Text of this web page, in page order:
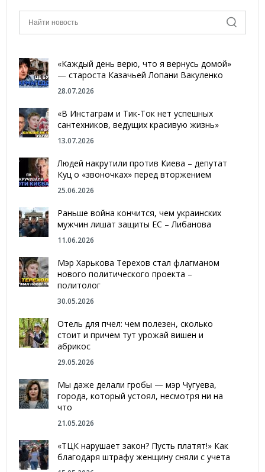
«Каждый день верю, что я вернусь домой»
— староста Казачьей Лопани Вакуленко
28.07.2026
«В Инстаграм и Тик-Ток нет успешных
сантехников, ведущих красивую жизнь»
13.07.2026
Людей накрутили против Киева – депутат
Куц о «звоночках» перед вторжением
25.06.2026
Раньше война кончится, чем украинских
мужчин лишат защиты ЕС – Либанова
11.06.2026
Мэр Харькова Терехов стал флагманом
нового политического проекта –
политолог
30.05.2026
Отель для пчел: чем полезен, сколько
стоит и причем тут урожай вишен и
абрикос
29.05.2026
Мы даже делали гробы — мэр Чугуева,
города, который устоял, несмотря ни на
что
21.05.2026
«ТЦК нарушает закон? Пусть платят!» Как
благодаря штрафу женщину сняли с учета